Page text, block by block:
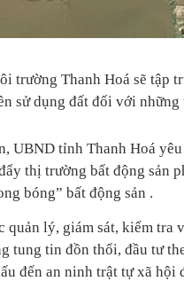
trường Thanh Hoá sẽ tập
sử dụng đất đối với
UBND tỉnh Thanh Hoá
thị trường bất động sản
bóng” bất động sản .
quản lý, giám sát, kiểm tra
tung tin đồn thổi, đầu tư
đến an ninh trật tự xã hội